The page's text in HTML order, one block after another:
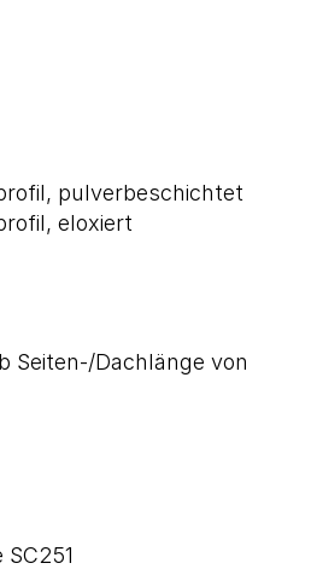
pulverbeschichtet
eloxiert
Seiten-/Dachlänge von